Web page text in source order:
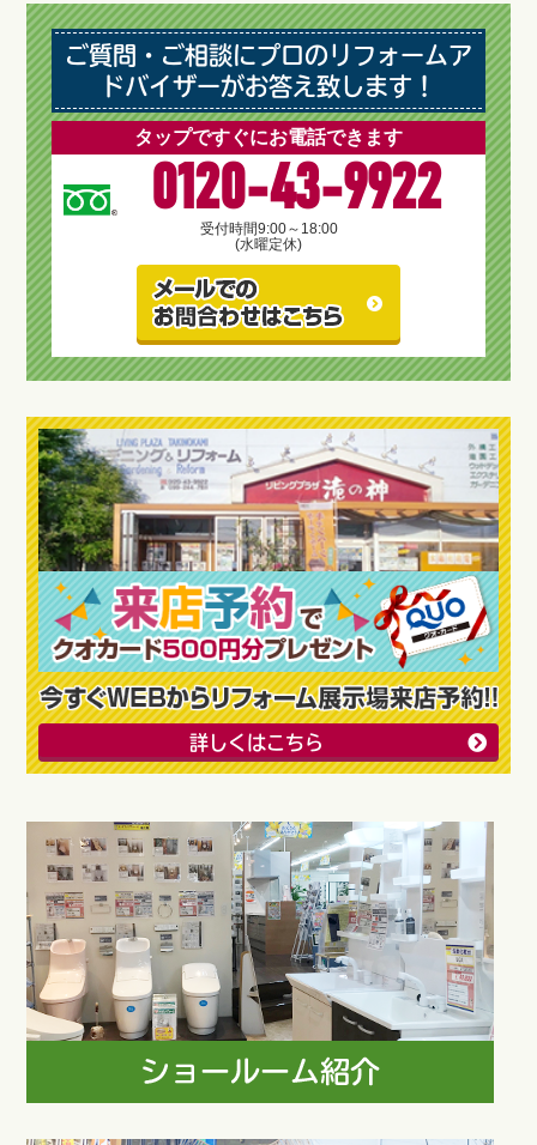
ご質問・ご相談にプロのリフォームア
ドバイザーがお答え致します！
タップですぐにお電話できます
0120-43-9922
受付時間9:00～18:00
(水曜定休)
詳しくはこちら